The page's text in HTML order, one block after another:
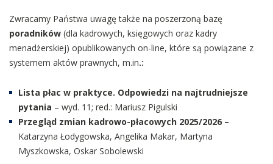
Zwracamy Państwa uwagę także na poszerzoną bazę
poradników (dla kadrowych, księgowych oraz kadry
menadżerskiej) opublikowanych on-line, które są powiązane z
systemem aktów prawnych, m.in.:
Lista płac w praktyce. Odpowiedzi na najtrudniejsze
pytania – wyd. 11; red.: Mariusz Pigulski
Przegląd zmian kadrowo-płacowych 2025/2026 –
Katarzyna Łodygowska, Angelika Makar, Martyna
Myszkowska, Oskar Sobolewski